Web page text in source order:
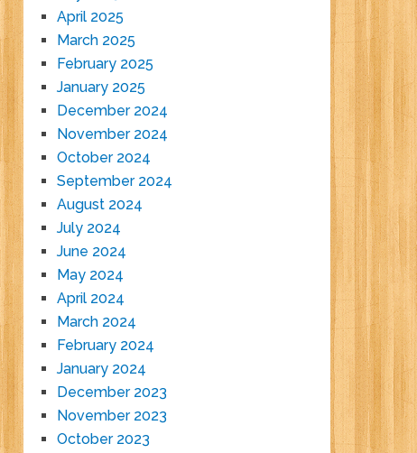
April 2025
March 2025
February 2025
January 2025
December 2024
November 2024
October 2024
September 2024
August 2024
July 2024
June 2024
May 2024
April 2024
March 2024
February 2024
January 2024
December 2023
November 2023
October 2023